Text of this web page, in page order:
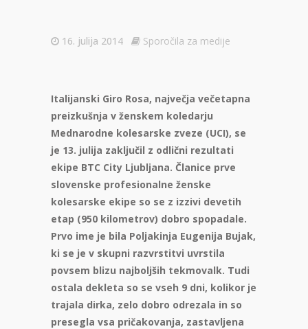
16. julija 2014 Sporočila za medije
Italijanski Giro Rosa, največja večetapna
preizkušnja v ženskem koledarju
Mednarodne kolesarske zveze (UCI), se
je 13. julija zaključil z odlični rezultati
ekipe BTC City Ljubljana. Članice prve
slovenske profesionalne ženske
kolesarske ekipe so se z izzivi devetih
etap (950 kilometrov) dobro spopadale.
Prvo ime je bila Poljakinja Eugenija Bujak,
ki se je v skupni razvrstitvi uvrstila
povsem blizu najboljših tekmovalk. Tudi
ostala dekleta so se vseh 9 dni, kolikor je
trajala dirka, zelo dobro odrezala in so
presegla vsa pričakovanja, zastavljena